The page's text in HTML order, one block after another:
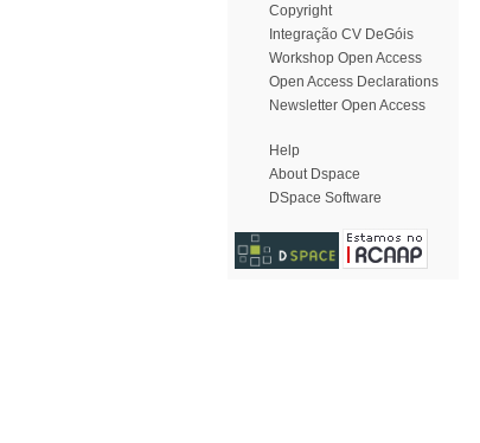
Copyright
Integração CV DeGóis
Workshop Open Access
Open Access Declarations
Newsletter Open Access
Help
About Dspace
DSpace Software